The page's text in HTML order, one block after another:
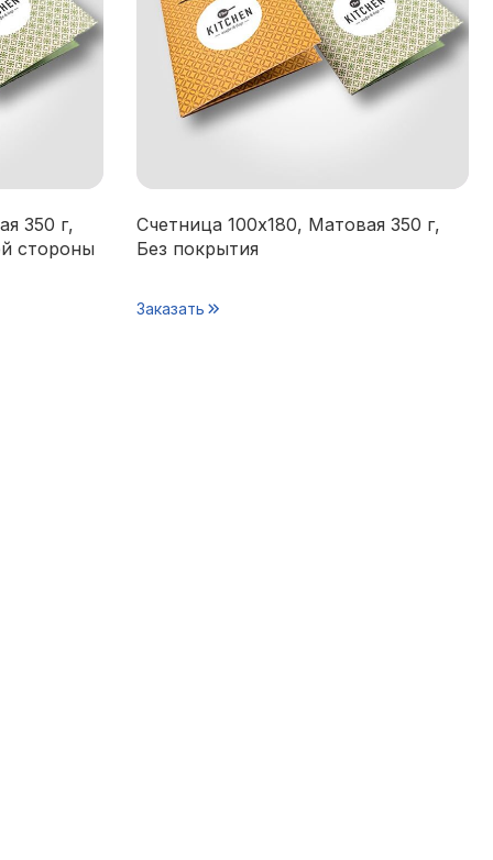
350 г,
стороны
Счетница 100х180, Матовая 350 г,
Без покрытия
Заказать